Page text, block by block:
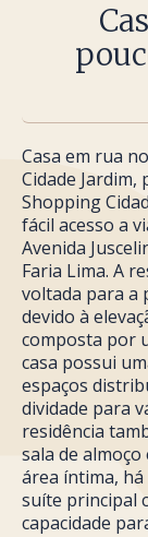
Casa em rua
Cidade Jardim,
Shopping
fácil acesso a
Avenida
Faria Lima. A
voltada para a
devido à
composta por
casa possui
espaços
dividade para
residência
sala de
área íntima,
suíte principal
capacidade